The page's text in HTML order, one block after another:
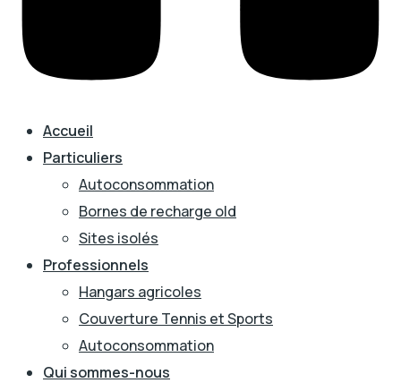
Accueil
Particuliers
Autoconsommation
Bornes de recharge old
Sites isolés
Professionnels
Hangars agricoles
Couverture Tennis et Sports
Autoconsommation
Qui sommes-nous